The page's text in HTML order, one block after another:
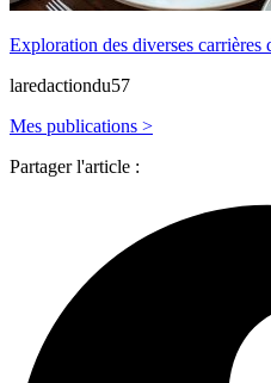
Exploration des diverses carrières
laredactiondu57
Mes publications >
Partager l'article :